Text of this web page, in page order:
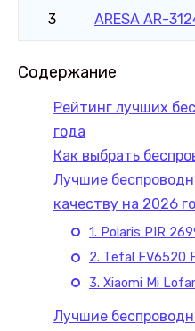
3 ARESA AR-
Содержание
Рейтинг лучших
года
Как выбрать
Лучшие
качеству на 2026
1. Polaris PIR
2. Tefal FV6520
3. Xiaomi Mi
Лучшие